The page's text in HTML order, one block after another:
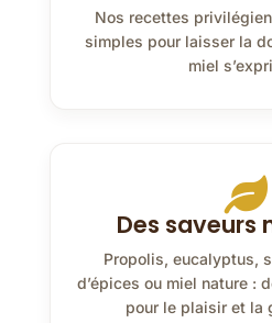
Nos recettes
simples pour laisser la
miel

Des saveurs
Propolis, eucalyptus,
d’épices ou miel nature :
pour le plaisir et la